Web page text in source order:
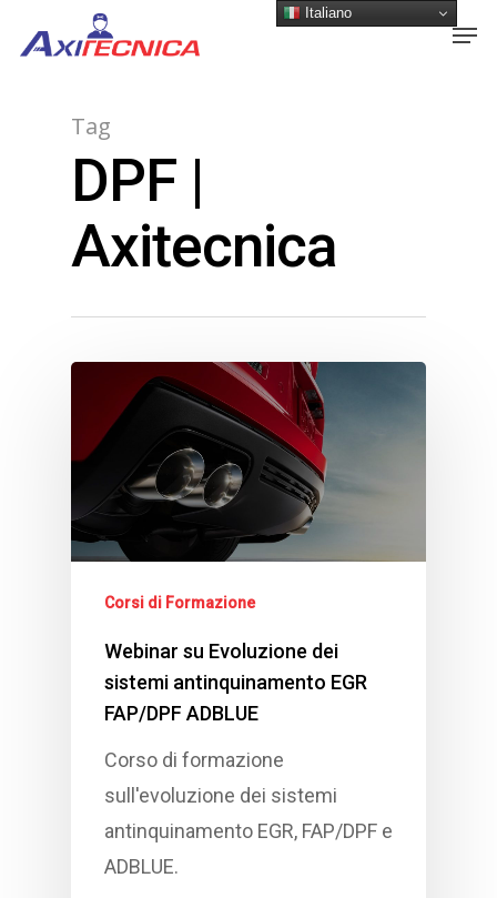
Tag
DPF |
Axitecnica
Corsi di Formazione
Webinar su Evoluzione dei
sistemi antinquinamento EGR
FAP/DPF ADBLUE
Corso di formazione
sull'evoluzione dei sistemi
antinquinamento EGR, FAP/DPF e
ADBLUE.
Italiano